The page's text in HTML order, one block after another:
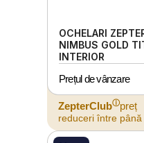
OCHELARI
NIMBUS GOLD
INTERIOR
Prețul de vânzare
ZepterClubⓘpreț
reduceri între